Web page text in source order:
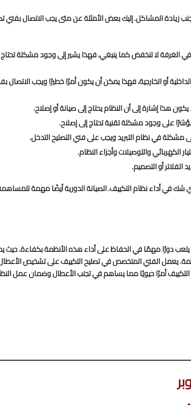
زيادة المشاكل. إليك بعض الأمثلة عن متى يجب الاتصال بفني
الغرفة لا تنخفض كما ينبغي، فهذا يشير إلى وجود مشكلة
أو الخارجية، فهذا يمكن أن يكون أمرًا خطيرًا ويجب الاتصال
هذا إشارة إلى أن النظام يحتاج إلى صيانة أو إصلاح.
على وجود مشكلة تقنية تحتاج إلى إصلاح.
مشكلة في نظام التبريد ويجب على فني التصليح التدخل.
الكهربائي والتوصيلات وأجزاء النظام.
أو التصميم.
في أداء نظام التكييف. الصيانة الدورية أيضًا مهمة
يلعب دورًا مهمًا في الحفاظ على أداء هذه الأنظمة بكفاءة. حيث
يعمل الفني المتخصص في تصليح التكييف على تشخيص
أمرًا حيويًامما يساهم في تجنب الأعطال وضمان عمل